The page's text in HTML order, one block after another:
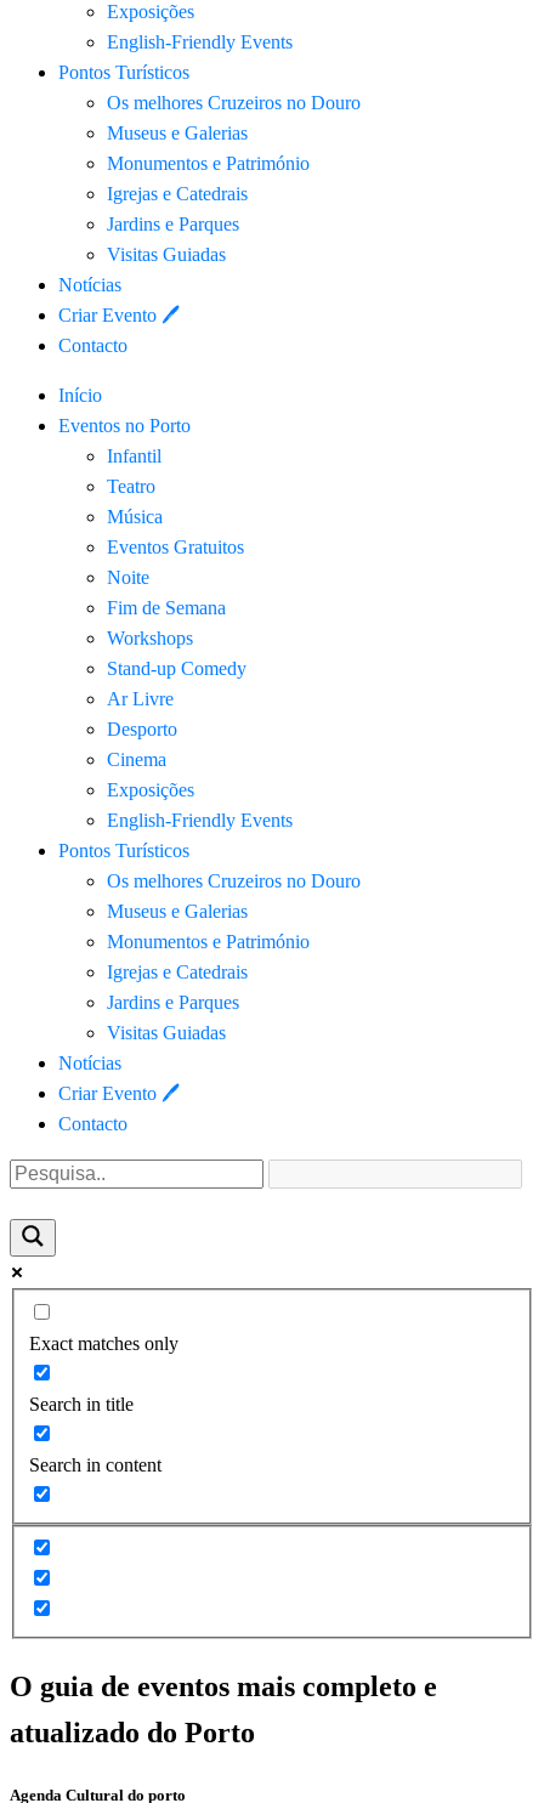
Exposições
English-Friendly Events
Pontos Turísticos
Os melhores Cruzeiros no Douro​
Museus e Galerias
Monumentos e Património
Igrejas e Catedrais
Jardins e Parques
Visitas Guiadas
Notícias
Criar Evento 🖊
Contacto
Início
Eventos no Porto
Infantil
Teatro
Música
Eventos Gratuitos
Noite
Fim de Semana
Workshops
Stand-up Comedy
Ar Livre
Desporto
Cinema
Exposições
English-Friendly Events
Pontos Turísticos
Os melhores Cruzeiros no Douro​
Museus e Galerias
Monumentos e Património
Igrejas e Catedrais
Jardins e Parques
Visitas Guiadas
Notícias
Criar Evento 🖊
Contacto
Exact matches only
Search in title
Search in content
O guia de eventos mais completo e
atualizado do Porto
Agenda Cultural do porto